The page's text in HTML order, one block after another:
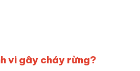
vi gây cháy rừng?